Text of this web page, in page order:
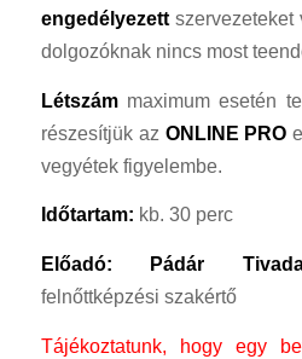
engedélyezettszervezeteket
dolgozóknak nincs most
Létszámmaximum esetén
részesítjük az ONLINE PRO
vegyétek figyelembe.
Időtartam: kb. 30 perc
Előadó: Pádár
felnőttképzési szakértő
Tájékoztatunk, hogy egy